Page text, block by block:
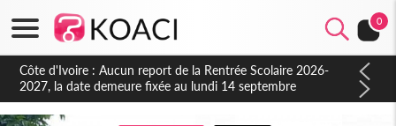
0
Côte d'Ivoire : Indépendance à Blahou, le sous-préfet : « La
fête nous invite à mesurer le chemin parcouru et à renouveler
notre engagement collectif en faveur du développement »